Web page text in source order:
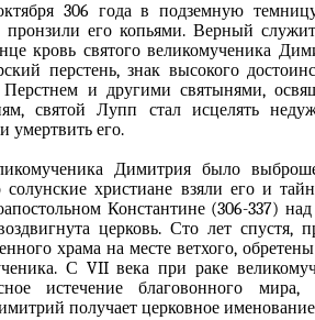
306 года в подземную
его копьями. Верный
кровь святого великомученика
перстень, знак высокого
и другими святынями,
святой Лупп стал исцелять
умертвить его.
Димитрия было
христиане взяли его и
Константине (306-337)
церковь. Сто лет спустя,
храма на месте ветхого,
С VII века при раке
истечение благовонного
получает церковное